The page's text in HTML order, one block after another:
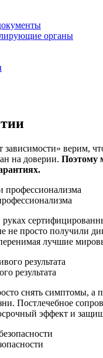
органы
верим,
на доверии. Поэтому
не просто получили
лучшие
результата
снять симптомы, а
Постлечебное
эффект и